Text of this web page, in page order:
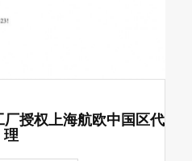
厂授权上海航欧中国区代
理